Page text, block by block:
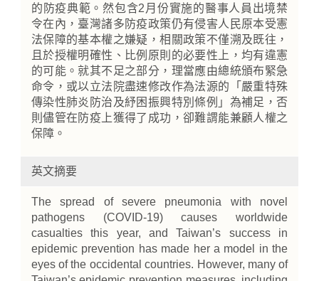
的防疫典範。然包含2月份實施的醫事人員出境禁
令在內，臺灣諸多防疫政策仍有侵害人民原本受憲
法保障的基本權之嫌疑，相關政策不僅溯及既往，
且於授權明確性、比例原則的必要性上，均有違憲
的可能。就其不足之部分，理當應由總統頒布緊急
命令，或以立法院盡速修改作為法源的「嚴重特殊
傳染性肺炎防治及紓困振興特別條例」為補足，否
則儘管在防疫上獲得了成功，卻難謂能兼顧人權之
保障。
英文摘要
The spread of severe pneumonia with novel
pathogens (COVID-19) causes worldwide
casualties this year, and Taiwan’s success in
epidemic prevention has made her a model in the
eyes of the occidental countries. However, many of